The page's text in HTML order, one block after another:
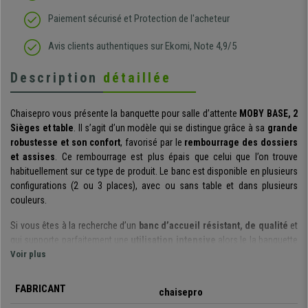
Paiement sécurisé et Protection de l'acheteur
Avis clients authentiques sur Ekomi, Note 4,9/5
Description détaillée
Chaisepro vous présente la banquette pour salle d’attente MOBY BASE, 2
Sièges et table. Il s’agit d’un modèle qui se distingue grâce à sa grande
robustesse et son confort, favorisé par le rembourrage des dossiers
et assises. Ce rembourrage est plus épais que celui que l’on trouve
habituellement sur ce type de produit. Le banc est disponible en plusieurs
configurations (2 ou 3 places), avec ou sans table et dans plusieurs
couleurs.
Si vous êtes à la recherche d’un banc d’accueil résistant, de qualité et
qui supporte parfaitement une
utilisation intensive
alors le la banquette
d’attente MOBY BASE est ce qu’il vous faut. À noter que vous avez la
plus grand nombre de places. Il est également possible d’y ajouter une
table, et celle-ci peut être positionnée comme vous le désirez.
Voir plus
FABRICANT
chaisepro